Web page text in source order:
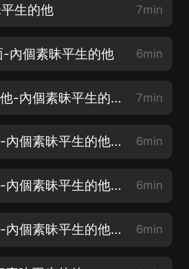
生的他 7min
內個素昧平生的他 6min
第3集-不一樣的他-內個素昧平生的他 mp3 7min
第4集-新的生活-內個素昧平生的他 mp3 6min
第5集-重新開始-內個素昧平生的他 mp3 6min
第6集-身不由己-內個素昧平生的他 mp3 6min